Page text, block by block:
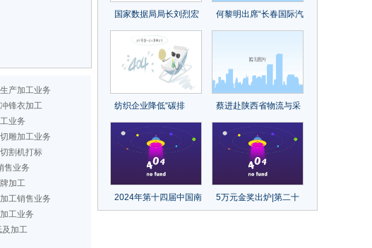
产加工业务
锋衣加工
业务
雕加工业务
割机打标
售业务
加工
工销售业务
工业务
及加工
国家数据局局长刘烈宏
首论数据基础设施（附
何黎明出席“长春国际汽
车城&一汽物流杯”第八
大赛签约启动仪式
纺织企业降低“碳排
放”，尤尼吉可、帝人、
东洋纺等这些日本企业
的经验可以借鉴
蔡进赴陕西省物流与采
购联合会调研交流
2024年第十四届中国南
京国际酒店用品博览会
5万元金奖出炉|第二十
届中国（大朗）毛织服